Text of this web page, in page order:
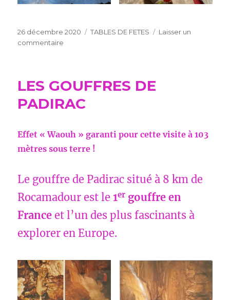
Publié
le
26 décembre 2020 Catégories
TABLES DE FETES
Laisser un
commentaire
(suite)
LES GOUFFRES DE
PADIRAC
Effet « Waouh » garanti pour cette visite à 103
mètres sous terre !
Le gouffre de Padirac situé à 8 km de
Rocamadour est le1er gouffre en
France et l’un des plus fascinants à
explorer en Europe.